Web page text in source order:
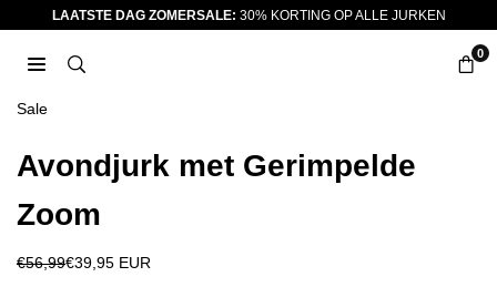
naar
inhoud
LAATSTE DAG ZOMERSALE: 30% KORTING OP ALLE JURKEN
0
Sale
Avondjurk met Gerimpelde
Zoom
Reguliere
€56,99€39,95 EUR